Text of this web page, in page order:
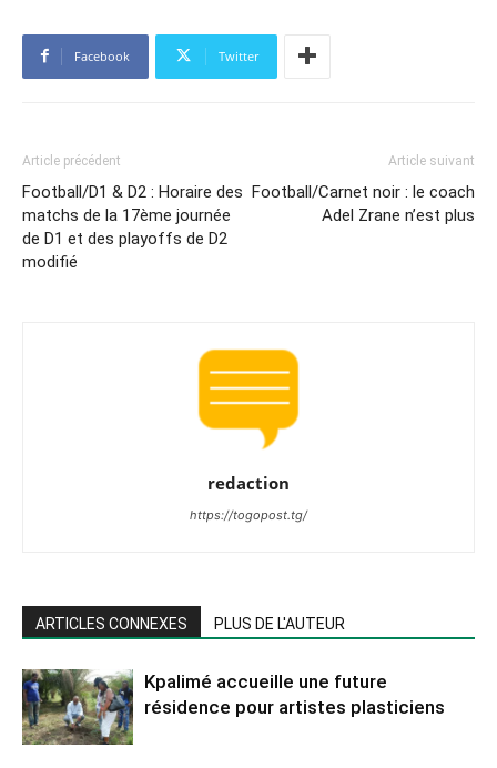
Facebook Twitter
Article précédent
Football/D1 & D2 : Horaire des
matchs de la 17ème journée
de D1 et des playoffs de D2
modifié
Article suivant
Football/Carnet noir : le coach
Adel Zrane n’est plus
redaction
https://togopost.tg/
ARTICLES CONNEXES PLUS DE L'AUTEUR
Kpalimé accueille une future
résidence pour artistes plasticiens